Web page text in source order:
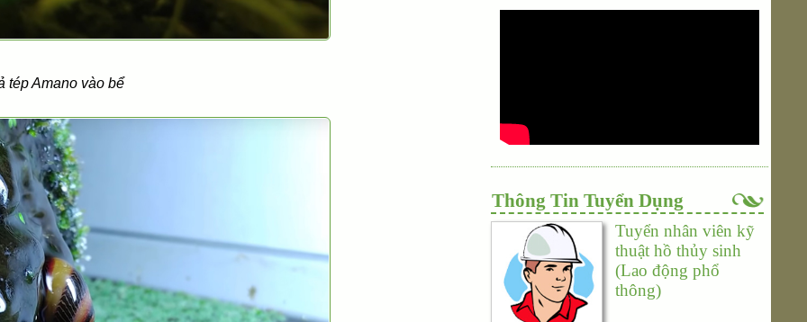
tép Amano vào bể
Thông Tin Tuyển Dụng
Tuyển nhân viên kỹ
thuật hồ thủy sinh
(Lao động phổ
thông)